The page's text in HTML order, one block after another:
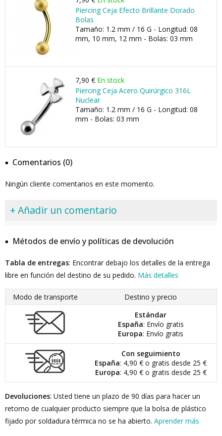
Piercing Ceja Efecto Brillante Dorado
Bolas
Tamaño: 1.2 mm / 16 G - Longitud: 08
mm, 10 mm, 12 mm - Bolas: 03 mm
7,90 € En stock
Piercing Ceja Acero Quirúrgico 316L
Nuclear
Tamaño: 1.2 mm / 16 G - Longitud: 08
mm - Bolas: 03 mm
Comentarios (0)
Ningún cliente comentarios en este momento.
+ Añadir un comentario
Métodos de envío y políticas de devolución
Tabla de entregas: Encontrar debajo los detalles de la entrega
libre en función del destino de su pedido. Más detalles
Modo de transporte
Destino y precio
Estándar
España: Envío gratis
Europa: Envío gratis
Con seguimiento
España: 4,90 € o gratis desde 25 €
Europa: 4,90 € o gratis desde 25 €
Devoluciones: Usted tiene un plazo de 90 días para hacer un
retorno de cualquier producto siempre que la bolsa de plástico
fijado por soldadura térmica no se ha abierto. Aprender más